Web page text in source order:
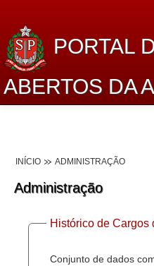
PORTAL
ABERTOS DA
Dados Abertos Alesp
Lei de Acesso à Informação
Dados Governamentais
Planejamento
INÍCIO ADMINISTRAÇÃO
Administração
Histórico de Cargos
Conjunto de dados